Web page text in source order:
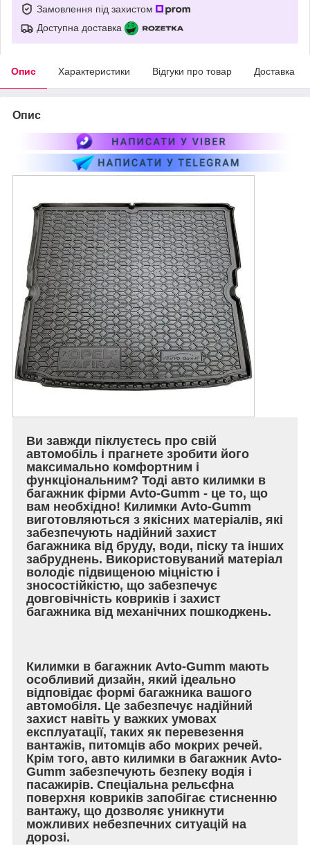
Замовлення під захистом
Доступна доставка
Опис Характеристики Відгуки про товар Доставка
Опис
Ви завжди піклуєтесь про свій
автомобіль і прагнете зробити його
максимально комфортним і
функціональним? Тоді авто килимки в
багажник фірми Avto-Gumm - це то, що
вам необхідно! Килимки Avto-Gumm
виготовляються з якісних матеріалів, які
забезпечують надійний захист
багажника від бруду, води, піску та інших
забруднень. Використовуваний матеріал
володіє підвищеною міцністю і
зносостійкістю, що забезпечує
довговічність ковриків і захист
багажника від механічних пошкоджень.
Килимки в багажник Avto-Gumm мають
особливий дизайн, який ідеально
відповідає формі багажника вашого
автомобіля. Це забезпечує надійний
захист навіть у важких умовах
експлуатації, таких як перевезення
вантажів, питомців або мокрих речей.
Крім того, авто килимки в багажник Avto-
Gumm забезпечують безпеку водія і
пасажирів. Спеціальна рельєфна
поверхня ковриків запобігає стисненню
вантажу, що дозволяє уникнути
можливих небезпечних ситуацій на
дорозі.